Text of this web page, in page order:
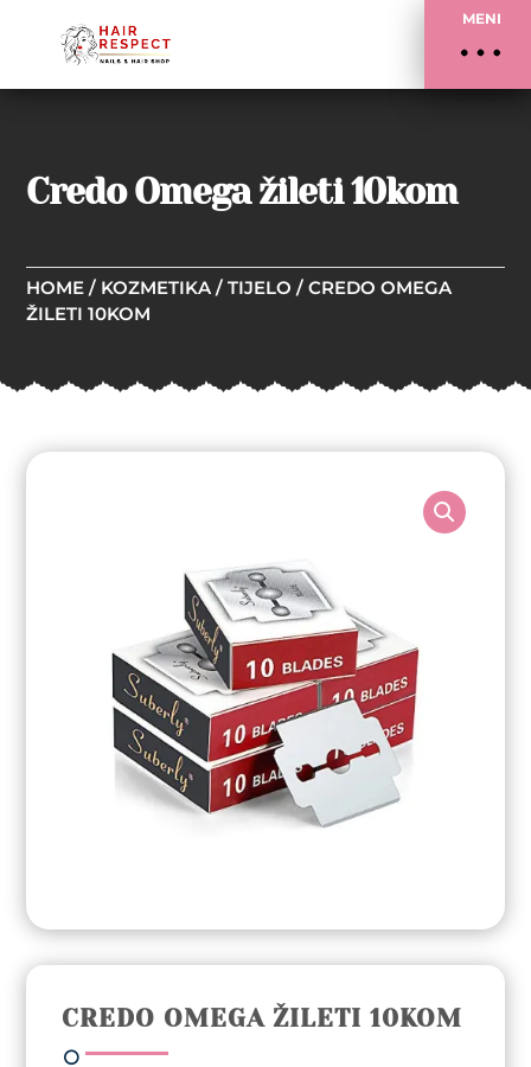
MENI
Credo Omega žileti 10kom
HOME / KOZMETIKA /TIJELO / CREDO OMEGA
ŽILETI 10KOM
CREDO OMEGA ŽILETI 10KOM